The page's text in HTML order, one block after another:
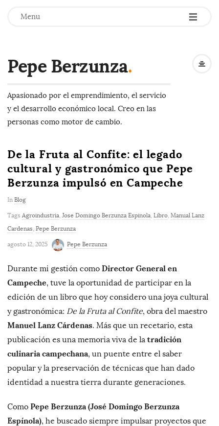
Menu -
-
-
Pepe Berzunza.
Apasionado por el emprendimiento, el servicio
y el desarrollo económico local. Creo en las
personas como motor de cambio.
De la Fruta al Confite: el legado
cultural y gastronómico que Pepe
Berzunza impulsó en Campeche
In Blog
Tags Agroindustria, Jose Domingo Berzunza Espinola, Libro, Manual Lanz
Cardenas, Pepe Berzunza
agosto 12, 2025 Pepe Berzunza
Durante mi gestión como Director General en
Campeche, tuve la oportunidad de participar en la
edición de un libro que hoy considero una joya cultural
y gastronómica: De la Fruta al Confite, obra del maestro
Manuel Lanz Cárdenas. Más que un recetario, esta
publicación es una memoria viva de la tradición
culinaria campechana, un puente entre el saber
popular y la preservación de técnicas que han dado
identidad a nuestra tierra durante generaciones.
Como Pepe Berzunza (José Domingo Berzunza
Espínola), he buscado siempre impulsar proyectos que